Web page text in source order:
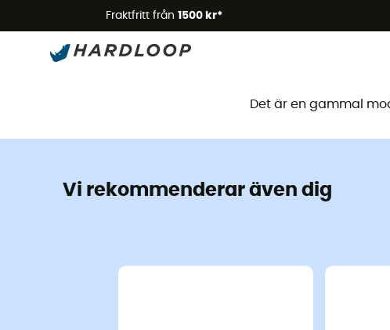
Fraktfritt från 1500 kr*
Det är en gammal
Vi rekommenderar även dig